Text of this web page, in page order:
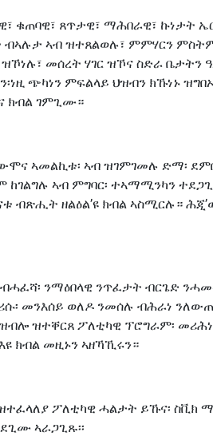
ቁጠባዊ፣ ጸጥታዊ፣ ማሕበራዊ፣ ኩነታት
ኣብ ዝተጸልወሉ፣ ምምሃርን
መሰረት ሃገር ዝኾና ስድራ
ጭካነን ምፍልላይ ህዝብን ክኹነኑ
ክብል ገምጊሙ።
ኣመልኪቱ፡ ኣብ ዝገምገመሉ ድማ፡
ኣብ ምግባር፡ ተኣማሚንካን
ብጽሒት ዘልዕል’ዩ ክብል ኣስሚርሉ።
ንማዕበላዊ ንጥፈታት ብርጌድ
መንእሰይ ወለዶ ንመሰሉ ብሕራነ
ዝተቐርጸ ፖለቲካዊ ፕሮግራም፡
ክብል መዚኑን ኣዘኻኺሩን።
ፖለቲካዊ ሓልታት ይኹና፡ ስቪክ
ኣራጋጊጹ፡፡